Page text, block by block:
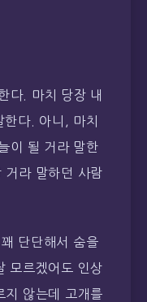
다. 마치 당장 내
다. 아니, 마치
이 될 거라 말한
거라 말하던 사람
단단해서 숨을
모르겠어도 인상
지 않는데 고개를